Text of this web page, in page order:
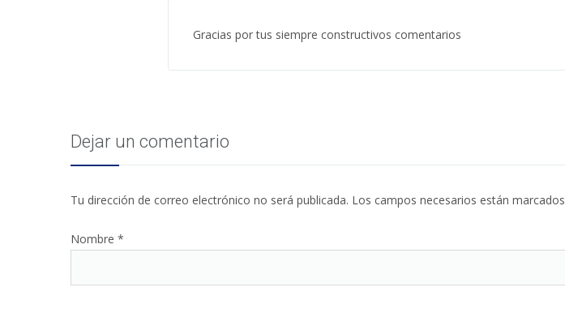
Gracias por tus siempre constructivos comentarios
Dejar un comentario
Tu dirección de correo electrónico no será publicada. Los campos necesarios están marcados
Nombre *